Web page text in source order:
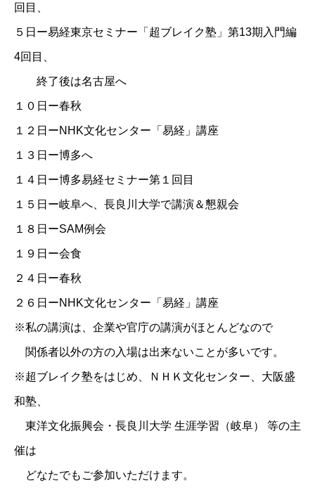
回目
５日ー易経東京セミナー「超ブレイク塾」第13期入門編
4回目
終了後は名古屋へ
１０日ー春秋
１２日ーNHK文化センター「易経」講座
１３日ー博多へ
１４日ー博多易経セミナー第１回目
１５日ー岐阜へ、長良川大学で講演＆懇親会
１８日ーSAM例会
１９日ー会食
２４日ー春秋
２６日ーNHK文化センター「易経」講座
※私の講演は、企業や官庁の講演がほとんどなので
関係者以外の方の入場は出来ないことが多いです。
※超ブレイク塾をはじめ、ＮＨＫ文化センター、大阪盛
和塾、
東洋文化振興会・長良川大学 生涯学習（岐阜） 等の主
催は
どなたでもご参加いただけます。